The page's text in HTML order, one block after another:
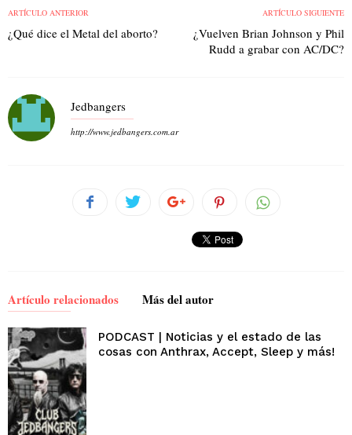
ARTÍCULO ANTERIOR
¿Qué dice el Metal del aborto?
ARTÍCULO SIGUIENTE
¿Vuelven Brian Johnson y Phil
Rudd a grabar con AC/DC?
Jedbangers
http://www.jedbangers.com.ar
Artículo relacionados Más del autor
PODCAST | Noticias y el estado de las
cosas con Anthrax, Accept, Sleep y más!